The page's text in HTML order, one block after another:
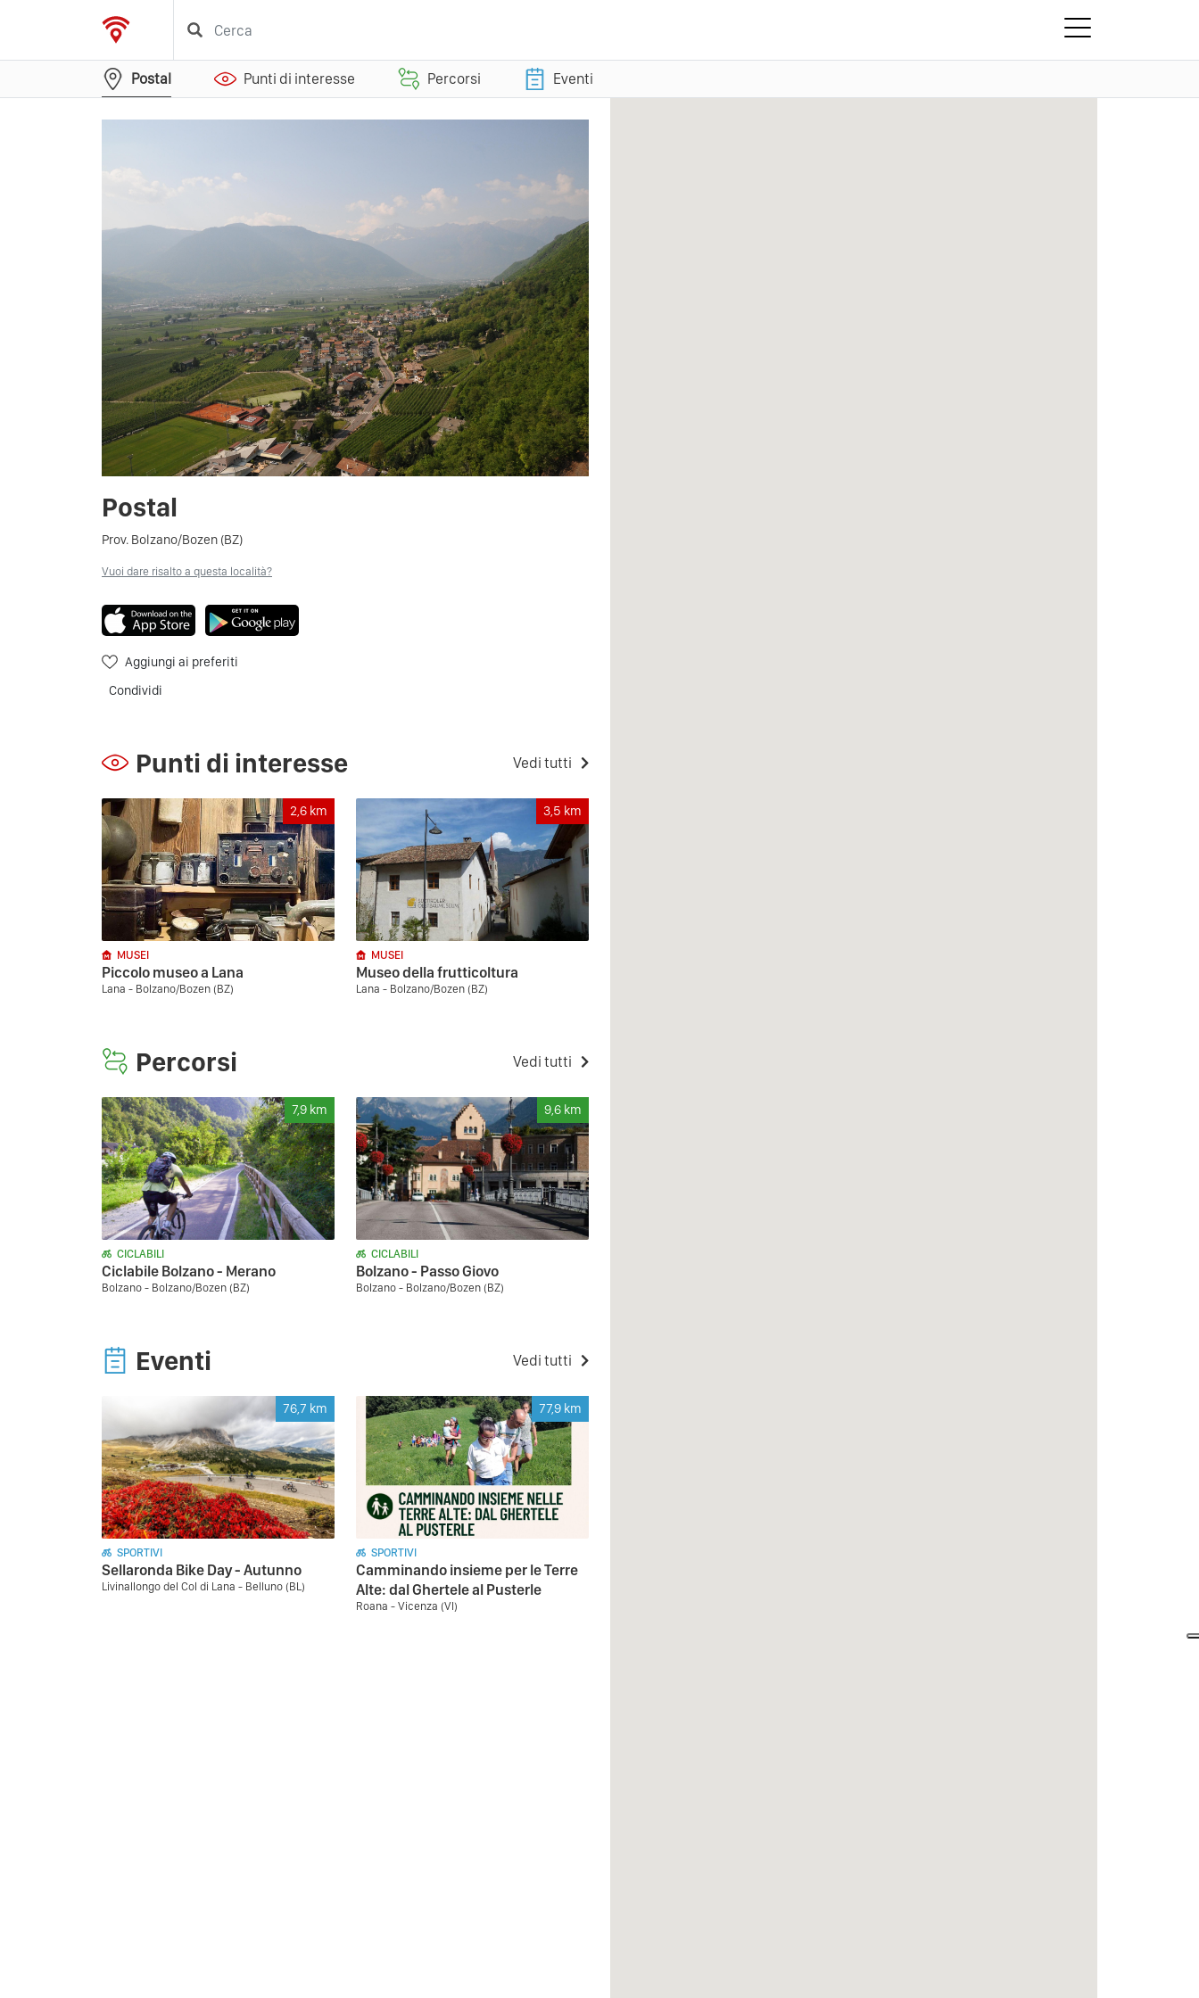
Postal Punti di interesse Percorsi Eventi
Postal
Prov. Bolzano/Bozen (BZ)
Vuoi dare risalto a questa località?
Aggiungi ai preferiti
Condividi
Punti di interesse Vedi tutti
2,6 km
MUSEI
Piccolo museo a Lana
Lana - Bolzano/Bozen (BZ)
3,5 km
MUSEI
Museo della frutticoltura
Lana - Bolzano/Bozen (BZ)
Percorsi Vedi tutti
7,9 km
CICLABILI
Ciclabile Bolzano - Merano
Bolzano - Bolzano/Bozen (BZ)
9,6 km
CICLABILI
Bolzano - Passo Giovo
Bolzano - Bolzano/Bozen (BZ)
Eventi Vedi tutti
76,7 km
SPORTIVI
Sellaronda Bike Day - Autunno
Livinallongo del Col di Lana - Belluno (BL)
77,9 km
SPORTIVI
Camminando insieme per le Terre
Alte: dal Ghertele al Pusterle
Roana - Vicenza (VI)